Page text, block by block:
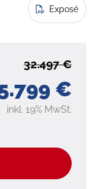
Exposé
€
32.497 €
inkl. 19% MwSt.